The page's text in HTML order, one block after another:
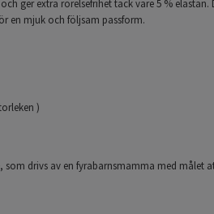
ger extra rörelsefrihet tack vare 5 %
en mjuk och följsam passform.
)
som drivs av en fyrabarnsmamma med